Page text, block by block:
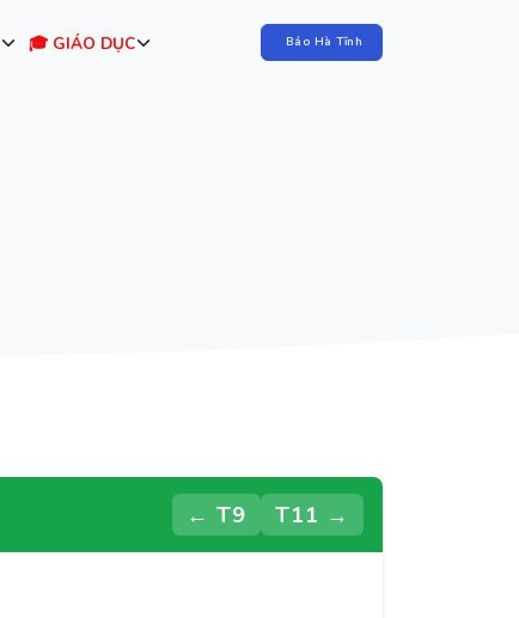
Báo Hà Tĩnh
🎓 GIÁO DỤC
← T9 T11 →